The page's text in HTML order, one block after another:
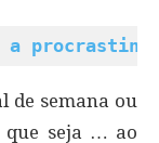
a
de semana ou
que seja … ao